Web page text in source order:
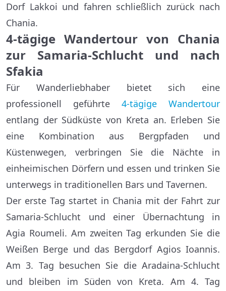
Dorf Lakkoi und fahren schließlich zurück nach
Chania.
4-tägige Wandertour von Chania
zur Samaria-Schlucht und nach
Sfakia
Für Wanderliebhaber bietet sich eine
professionell geführte 4-tägige Wandertour
entlang der Südküste von Kreta an. Erleben Sie
eine Kombination aus Bergpfaden und
Küstenwegen, verbringen Sie die Nächte in
einheimischen Dörfern und essen und trinken Sie
unterwegs in traditionellen Bars und Tavernen.
Der erste Tag startet in Chania mit der Fahrt zur
Samaria-Schlucht und einer Übernachtung in
Agia Roumeli. Am zweiten Tag erkunden Sie die
Weißen Berge und das Bergdorf Agios Ioannis.
Am 3. Tag besuchen Sie die Aradaina-Schlucht
und bleiben im Süden von Kreta. Am 4. Tag